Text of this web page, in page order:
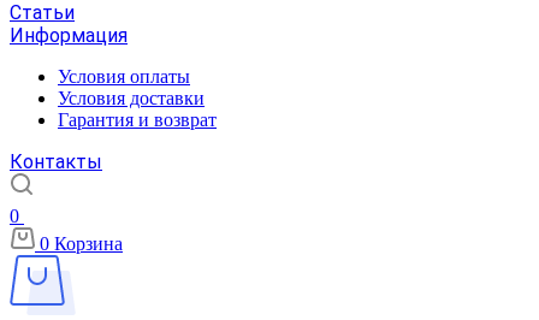
Статьи
Информация
Условия оплаты
Условия доставки
Гарантия и возврат
Контакты
0
0 Корзина